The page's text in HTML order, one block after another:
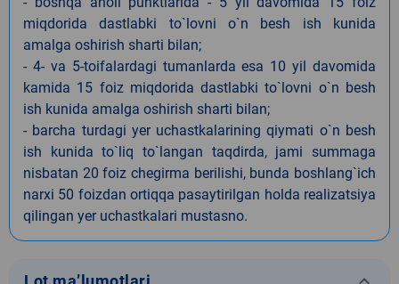
miqdorida dastlabki to`lovni o`n besh ish kunida
amalga oshirish sharti bilan;
- 4- va 5-toifalardagi tumanlarda esa 10 yil davomida
kamida 15 foiz miqdorida dastlabki to`lovni o`n besh
ish kunida amalga oshirish sharti bilan;
- barcha turdagi yer uchastkalarining qiymati o`n besh
ish kunida to`liq to`langan taqdirda, jami summaga
nisbatan 20 foiz chegirma berilishi, bunda boshlang`ich
narxi 50 foizdan ortiqqa pasaytirilgan holda realizatsiya
qilingan yer uchastkalari mustasno.